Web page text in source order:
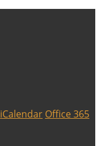
iCalendar Office 365